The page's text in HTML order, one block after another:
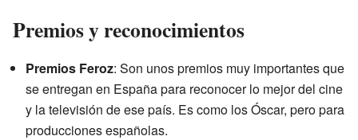
Premios y reconocimientos
Premios Feroz: Son unos premios muy importantes que
se entregan en España para reconocer lo mejor del cine
y la televisión de ese país. Es como los Óscar, pero para
producciones españolas.